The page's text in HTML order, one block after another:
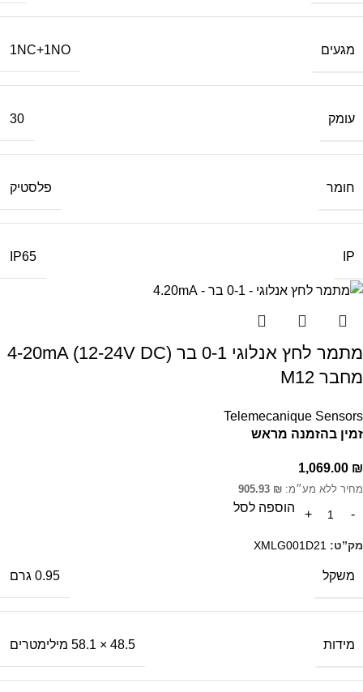
מגעים 1NC+1NO
עומק 30
חומר פלסטיק
IP
IP65
מתמר לחץ אנלוגי 0-1 בר 4-20mA (12-24V DC)
מחבר M12
Telemecanique Sensors
זמין בהזמנה מראש
1,069.00 ₪
מחיר ללא מע״מ: 905.93 ₪
הוספה לסל
מק”ט: XMLG001D21
משקל 0.95 גרם
מידות 48.5 × 58.1 מילימטרים